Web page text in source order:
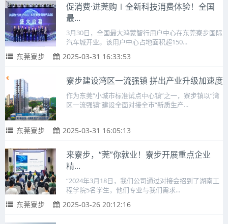
促消费·进莞购∣全新科技消费体验！全国
最...
3月30日，全国最大鸿蒙智行用户中心在东莞寮步国际
汽车城开业。该用户中心占地面积超150...
东莞寮步 2025-03-31 16:33:53
寮步建设湾区一流强镇 拼出产业升级加速度
作为东莞“小城市标准试点中心镇”之一，寮步镇以“湾
区一流强镇”建设全面对接全市“新质生产...
东莞寮步 2025-03-31 16:05:13
来寮步，“莞”你就业！寮步开展重点企业
精...
“2024年3月18日，我们公司通过对接会招到了湖南工
程学院5名学生，他们专业与我们需求...
东莞寮步 2025-03-26 20:12:16